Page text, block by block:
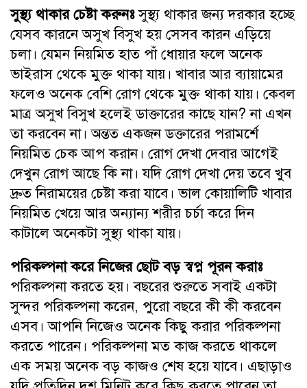
সুস্থ্য থাকার চেষ্টা করুনঃসুস্থ্য থাকার জন্য দরকার হচ্ছে
যেসব কারনে অসুখ বিসুখ হয় সেসব কারন এড়িয়ে
চলা। যেমন নিয়মিত হাত পাঁ ধোয়ার ফলে অনেক
ভাইরাস থেকে মুক্ত থাকা যায়। খাবার আর ব্যায়ামের
ফলেও অনেক বেশি রোগ থেকে মুক্ত থাকা যায়। কেবল
মাত্র অসুখ বিসুখ হলেই ডাক্তারের কাছে যান? না এখন
তা করবেন না। অন্তত একজন ডক্তারের পরামর্শে
নিয়মিত চেক আপ করান। রোগ দেখা দেবার আগেই
দেখুন রোগ আছে কি না। যদি রোগ দেখা দেয় তবে খুব
দ্রুত নিরাময়ের চেষ্টা করা যাবে। ভাল কোয়ালিটি খাবার
নিয়মিত খেয়ে আর অন্যান্য শরীর চর্চা করে দিন
কাটালে অনেকটা সুস্থ্য থাকা যায়।
পরিকল্পনা করে নিজের ছোট বড় স্বপ্ন পূরন করাঃ
পরিকল্পনা করতে হয়। বছরের শুরুতে সবাই একটা
সুন্দর পরিকল্পনা করেন, পুরো বছরে কী কী করবেন
এসব। আপনি নিজেও অনেক কিছু করার পরিকল্পনা
করতে পারেন। পরিকল্পনা মত কাজ করতে থাকলে
এক সময় অনেক বড় কাজও শেষ হয়ে যাবে। এছাড়াও